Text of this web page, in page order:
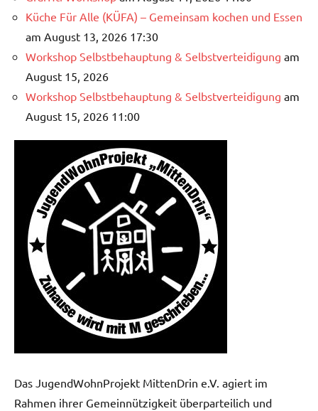
Küche Für Alle (KÜFA) – Gemeinsam kochen und Essen
am August 13, 2026 17:30
Workshop Selbstbehauptung & Selbstverteidigung am
August 15, 2026
Workshop Selbstbehauptung & Selbstverteidigung am
August 15, 2026 11:00
Das JugendWohnProjekt MittenDrin e.V. agiert im
Rahmen ihrer Gemeinnützigkeit überparteilich und